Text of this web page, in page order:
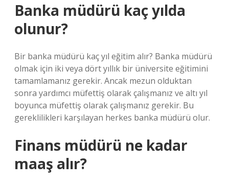
Banka müdürü kaç yılda
olunur?
Bir banka müdürü kaç yıl eğitim alır? Banka müdürü
olmak için iki veya dört yıllık bir üniversite eğitimini
tamamlamanız gerekir. Ancak mezun olduktan
sonra yardımcı müfettiş olarak çalışmanız ve altı yıl
boyunca müfettiş olarak çalışmanız gerekir. Bu
gereklilikleri karşılayan herkes banka müdürü olur.
Finans müdürü ne kadar
maaş alır?